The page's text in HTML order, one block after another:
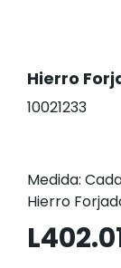
Hierro
10021233
Medida:
Hierro